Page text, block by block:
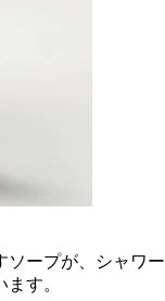
ソープが、シャワー
す。